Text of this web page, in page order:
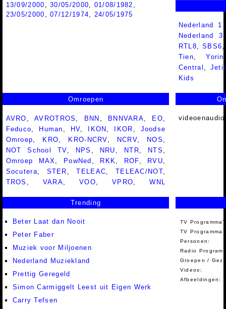
13/09/2000 ,30/05/2000 01/08/1982
23/05/2000 ,07/12/1974
24/05/1975
Nederland
Nederland
RTL8,SBS6
Tien,Yorin
Central ,
Kids
Omroepen
AVRO ,AVROTROS BNN BNNVARA EO
Feduco
Human HV IKON IKOR
Joodse
Omroep
KRO KRO-NCRV NCRV NOS
NOT School TV
NPS NRU NTR NTS
Omroep MAX
PowNed RKK ROF RVU
Socutera
STER ,TELEAC TELEAC/NOT
TROS
VARA ,VOO ,VPRO ,WNL
Trending
Beter Laat dan Nooit
Peter Faber
Muziek voor Miljoenen
Nederland Muziekland
Prettig Geregeld
Simon Carmiggelt Leest uit Eigen Werk
Carry Tefsen
TV
TV Programma
Personen:
Radio
Groepen /
Videos:
Afbeeldingen: